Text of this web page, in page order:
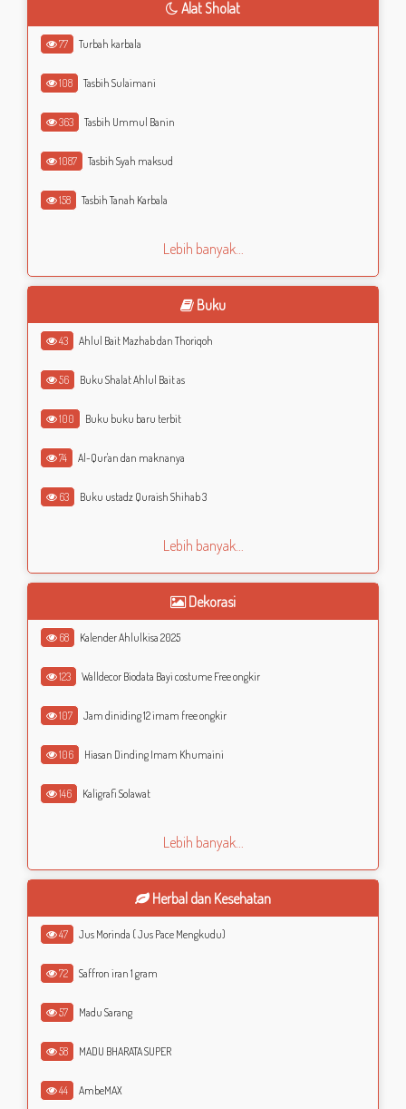
Alat Sholat
77 Turbah karbala
108 Tasbih Sulaimani
363 Tasbih Ummul Banin
1087 Tasbih Syah maksud
158 Tasbih Tanah Karbala
Lebih banyak...
Buku
43 Ahlul Bait Mazhab dan Thoriqoh
56 Buku Shalat Ahlul Bait as
100 Buku buku baru terbit
74 Al-Qur'an dan maknanya
63 Buku ustadz Quraish Shihab 3
Lebih banyak...
Dekorasi
68 Kalender Ahlulkisa 2025
123 Walldecor Biodata Bayi costume Free ongkir
107 Jam diniding 12 imam free ongkir
106 Hiasan Dinding Imam Khumaini
146 Kaligrafi Solawat
Lebih banyak...
Herbal dan Kesehatan
47 Jus Morinda ( Jus Pace Mengkudu)
72 Saffron iran 1 gram
57 Madu Sarang
58 MADU BHARATA SUPER
44 AmbeMAX